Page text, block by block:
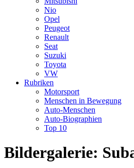
Nio
Opel
Peugeot
Renault
Seat
Suzuki
Toyota
VW
Rubriken
Motorsport
Menschen in Bewegung
Auto-Menschen
Auto-Biographien
Top 10
Bildergalerie: